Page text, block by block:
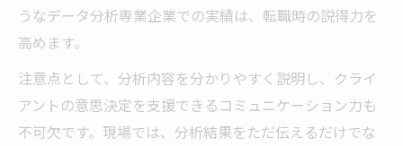
うなデータ分析専業企業での実績は、転職時の説得力を
高めます。
注意点として、分析内容を分かりやすく説明し、クライ
アントの意思決定を支援できるコミュニケーション力も
不可欠です。現場では、分析結果をただ伝えるだけでな